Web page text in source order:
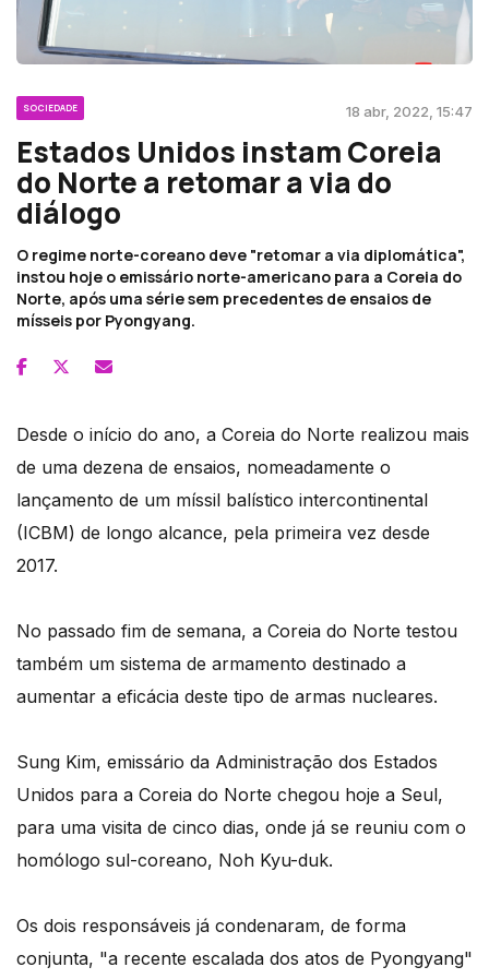
SOCIEDADE 18 abr, 2022, 15:47
Estados Unidos instam Coreia
do Norte a retomar a via do
diálogo
O regime norte-coreano deve "retomar a via diplomática",
instou hoje o emissário norte-americano para a Coreia do
Norte, após uma série sem precedentes de ensaios de
mísseis por Pyongyang.
Desde o início do ano, a Coreia do Norte realizou mais
de uma dezena de ensaios, nomeadamente o
lançamento de um míssil balístico intercontinental
(ICBM) de longo alcance, pela primeira vez desde
2017.
No passado fim de semana, a Coreia do Norte testou
também um sistema de armamento destinado a
aumentar a eficácia deste tipo de armas nucleares.
Sung Kim, emissário da Administração dos Estados
Unidos para a Coreia do Norte chegou hoje a Seul,
para uma visita de cinco dias, onde já se reuniu com o
homólogo sul-coreano, Noh Kyu-duk.
Os dois responsáveis já condenaram, de forma
conjunta, "a recente escalada dos atos de Pyongyang"